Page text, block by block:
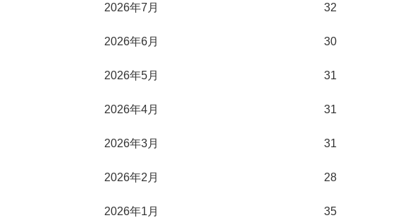
2026年7月 32
2026年6月 30
2026年5月 31
2026年4月 31
2026年3月 31
2026年2月 28
2026年1月 35